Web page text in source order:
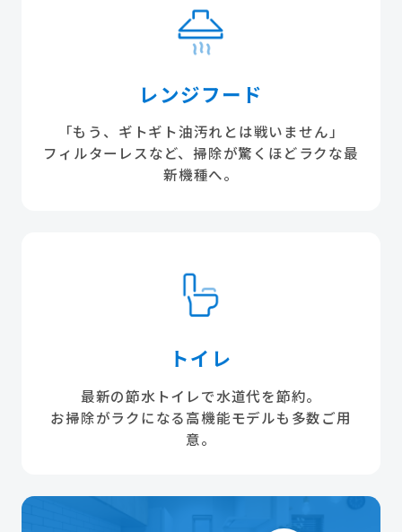
レンジフード
「もう、ギトギト油汚れとは戦いません」
フィルターレスなど、掃除が驚くほどラクな最
新機種へ。
トイレ
最新の節水トイレで水道代を節約。
お掃除がラクになる高機能モデルも多数ご用
意。